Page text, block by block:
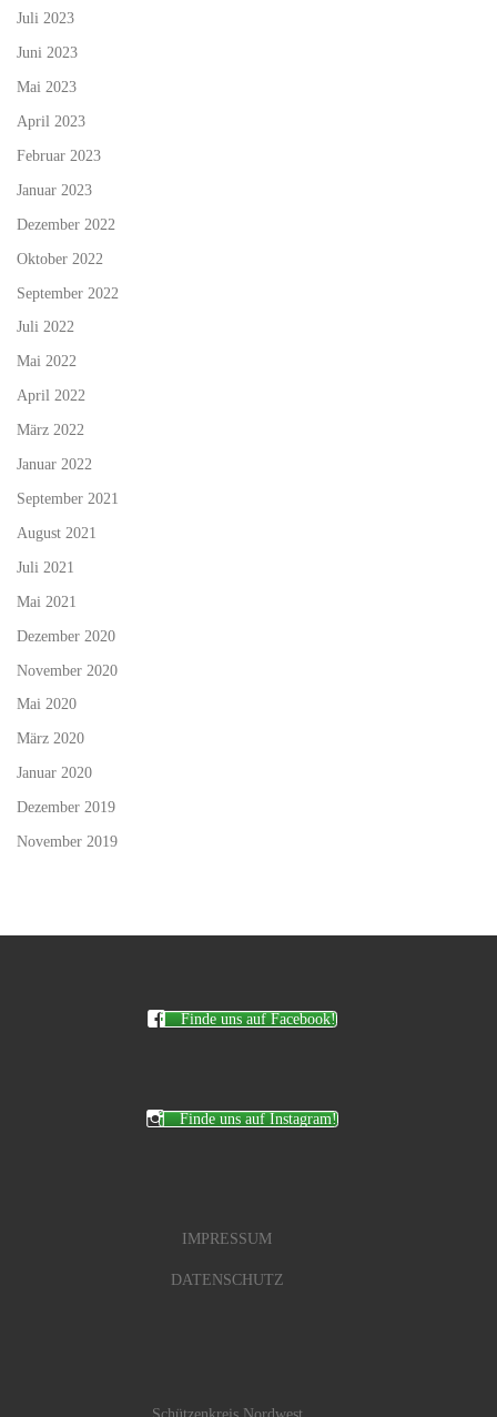
Juli 2023
Juni 2023
Mai 2023
April 2023
Februar 2023
Januar 2023
Dezember 2022
Oktober 2022
September 2022
Juli 2022
Mai 2022
April 2022
März 2022
Januar 2022
September 2021
August 2021
Juli 2021
Mai 2021
Dezember 2020
November 2020
Mai 2020
März 2020
Januar 2020
Dezember 2019
November 2019
Finde uns auf Facebook!
Finde uns auf Instagram!
IMPRESSUM
DATENSCHUTZ